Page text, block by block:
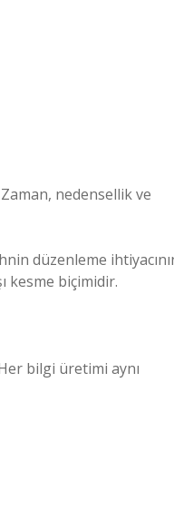
nedensellik ve
düzenleme
kesme biçimidir.
bilgi üretimi aynı